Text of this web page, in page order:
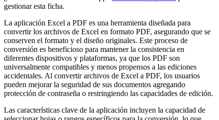
gestionar esta ficha.
La aplicación Excel a PDF es una herramienta diseñada para
convertir los archivos de Excel en formato PDF, asegurando que se
conserven el formato y el diseño originales. Este proceso de
conversión es beneficioso para mantener la consistencia en
diferentes dispositivos y plataformas, ya que los PDF son
universalmente compatibles y menos propensos a las ediciones
accidentales. Al convertir archivos de Excel a PDF, los usuarios
pueden mejorar la seguridad de sus documentos agregando
protección de contraseña o restringiendo las capacidades de edición.
Las características clave de la aplicación incluyen la capacidad de